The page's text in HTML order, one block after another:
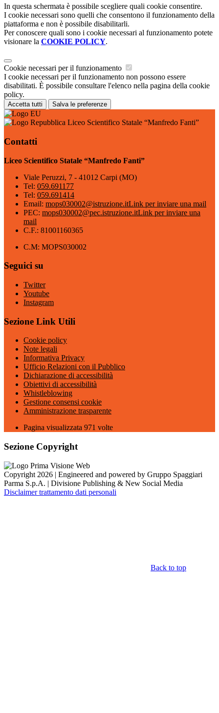
In questa schermata è possibile scegliere quali cookie consentire.
I cookie necessari sono quelli che consentono il funzionamento della
piattaforma e non è possibile disabilitarli.
Per conoscere quali sono i cookie necessari al funzionamento potete
visionare la COOKIE POLICY.
Cookie necessari per il funzionamento
I cookie necessari per il funzionamento non possono essere
disabilitati. È possibile consultare l'elenco nella pagina della cookie
policy.
Accetta tutti Salva le preferenze
Liceo Scientifico Statale “Manfredo Fanti”
Contatti
Liceo Scientifico Statale “Manfredo Fanti”
Viale Peruzzi, 7 - 41012 Carpi (MO)
Tel: 059.691177
Tel: 059.691414
Email: mops030002@istruzione.itLink per inviare una mail
PEC: mops030002@pec.istruzione.itLink per inviare una
mail
C.F.: 81001160365
C.M: MOPS030002
Seguici su
Twitter
Youtube
Instagram
Sezione Link Utili
Cookie policy
Note legali
Informativa Privacy
Ufficio Relazioni con il Pubblico
Dichiarazione di accessibilità
Obiettivi di accessibilità
Whistleblowing
Gestione consensi cookie
Amministrazione trasparente
Pagina visualizzata 971 volte
Sezione Copyright
Copyright 2026 | Engineered and powered by Gruppo Spaggiari
Parma S.p.A. | Divisione Publishing & New Social Media
Disclaimer trattamento dati personali
Back to top